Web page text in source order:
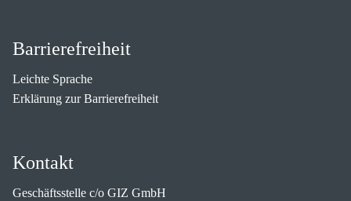
Barrierefreiheit
Leichte Sprache
Erklärung zur Barrierefreiheit
Kontakt
Geschäftsstelle c/o GIZ GmbH